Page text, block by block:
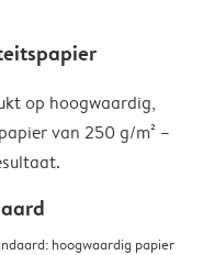
op hoogwaardig,
van 250 g/m² –
hoogwaardig papier